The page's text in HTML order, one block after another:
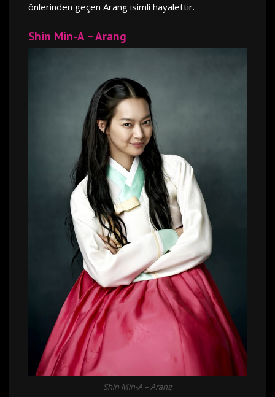
önlerinden geçen Arang isimli hayalettir.
Shin Min-A – Arang
Shin Min-A – Arang